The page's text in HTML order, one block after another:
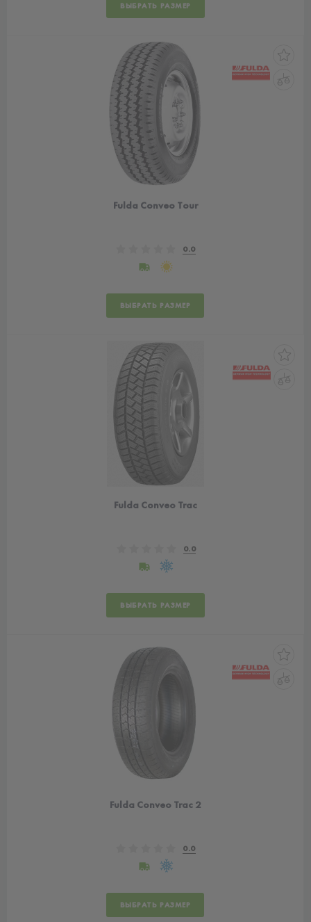
ВЫБРАТЬ РАЗМЕР
Fulda Conveo Tour
0.0
ВЫБРАТЬ РАЗМЕР
Fulda Conveo Trac
0.0
ВЫБРАТЬ РАЗМЕР
Fulda Conveo Trac 2
0.0
ВЫБРАТЬ РАЗМЕР